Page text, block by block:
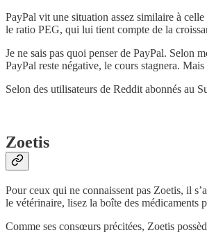
PayPal vit une situation assez similaire à
le ratio PEG, qui lui tient compte de la
Je ne sais pas quoi penser de PayPal. Selon
PayPal reste négative, le cours stagnera.
Selon des utilisateurs de Reddit abonnés au
Zoetis
Pour ceux qui ne connaissent pas Zoetis, il
le vétérinaire, lisez la boîte des médicaments
Comme ses consœurs précitées, Zoetis